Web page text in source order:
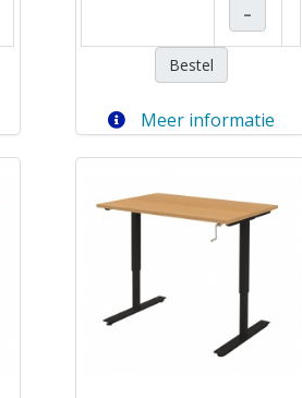
–
Bestel
Meer informatie